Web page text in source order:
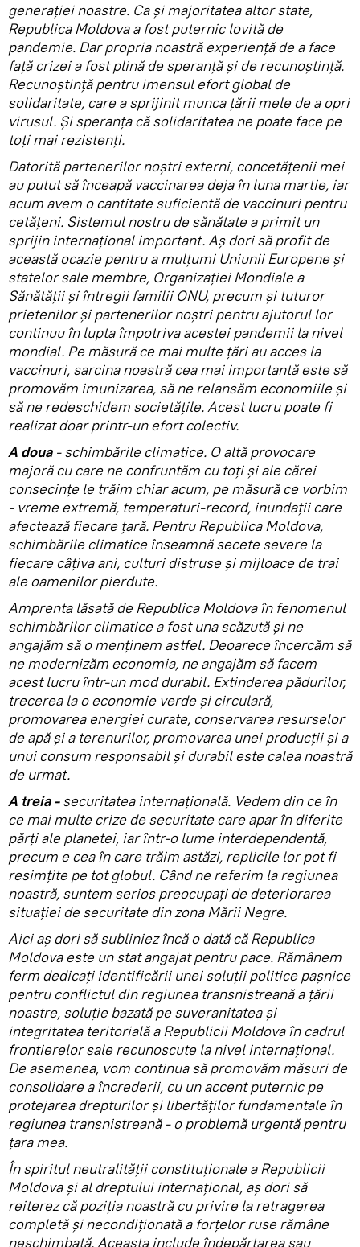
generației noastre. Ca și majoritatea altor state,
Republica Moldova a fost puternic lovită de
pandemie. Dar propria noastră experiență de a face
față crizei a fost plină de speranță și de recunoștință.
Recunoștință pentru imensul efort global de
solidaritate, care a sprijinit munca țării mele de a opri
virusul. Și speranța că solidaritatea ne poate face pe
toți mai rezistenți.
Datorită partenerilor noștri externi, concetățenii mei
au putut să înceapă vaccinarea deja în luna martie, iar
acum avem o cantitate suficientă de vaccinuri pentru
cetățeni. Sistemul nostru de sănătate a primit un
sprijin internațional important. Aș dori să profit de
această ocazie pentru a mulțumi Uniunii Europene și
statelor sale membre, Organizației Mondiale a
Sănătății și întregii familii ONU, precum și tuturor
prietenilor și partenerilor noștri pentru ajutorul lor
continuu în lupta împotriva acestei pandemii la nivel
mondial. Pe măsură ce mai multe țări au acces la
vaccinuri, sarcina noastră cea mai importantă este să
promovăm imunizarea, să ne relansăm economiile și
să ne redeschidem societățile. Acest lucru poate fi
realizat doar printr-un efort colectiv.
A doua - schimbările climatice. O altă provocare
majoră cu care ne confruntăm cu toți și ale cărei
consecințe le trăim chiar acum, pe măsură ce vorbim
- vreme extremă, temperaturi-record, inundații care
afectează fiecare țară. Pentru Republica Moldova,
schimbările climatice înseamnă secete severe la
fiecare câțiva ani, culturi distruse și mijloace de trai
ale oamenilor pierdute.
Amprenta lăsată de Republica Moldova în fenomenul
schimbărilor climatice a fost una scăzută și ne
angajăm să o menținem astfel. Deoarece încercăm să
ne modernizăm economia, ne angajăm să facem
acest lucru într-un mod durabil. Extinderea pădurilor,
trecerea la o economie verde și circulară,
promovarea energiei curate, conservarea resurselor
de apă și a terenurilor, promovarea unei producții și a
unui consum responsabil și durabil este calea noastră
de urmat.
A treia -securitatea internațională. Vedem din ce în
ce mai multe crize de securitate care apar în diferite
părți ale planetei, iar într-o lume interdependentă,
precum e cea în care trăim astăzi, replicile lor pot fi
resimțite pe tot globul. Când ne referim la regiunea
noastră, suntem serios preocupați de deteriorarea
situației de securitate din zona Mării Negre.
Aici aș dori să subliniez încă o dată că Republica
Moldova este un stat angajat pentru pace. Rămânem
ferm dedicați identificării unei soluții politice pașnice
pentru conflictul din regiunea transnistreană a țării
noastre, soluție bazată pe suveranitatea și
integritatea teritorială a Republicii Moldova în cadrul
frontierelor sale recunoscute la nivel internațional.
De asemenea, vom continua să promovăm măsuri de
consolidare a încrederii, cu un accent puternic pe
protejarea drepturilor și libertăților fundamentale în
regiunea transnistreană - o problemă urgentă pentru
țara mea.
În spiritul neutralității constituționale a Republicii
Moldova și al dreptului internațional, aș dori să
reiterez că poziția noastră cu privire la retragerea
completă și necondiționată a forțelor ruse rămâne
neschimbată. Aceasta include îndepărtarea sau